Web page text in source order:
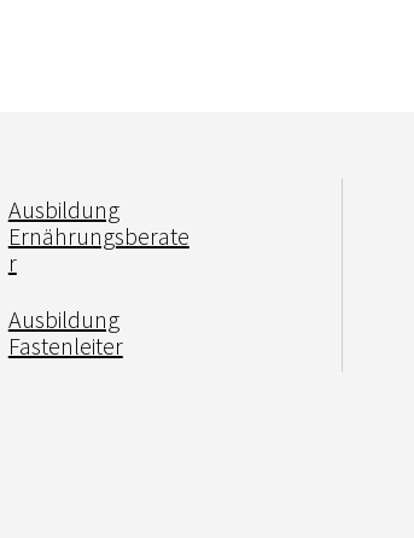
Ausbildung
Ernährungsberate
r
Ausbildung
Fastenleiter